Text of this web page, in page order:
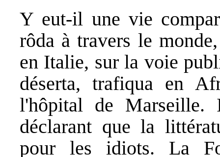
Y eut-il une vie
rôda à travers le
en Italie, sur la voie
déserta, trafiqua en
l'hôpital de Marseille.
déclarant que la
pour les idiots. La